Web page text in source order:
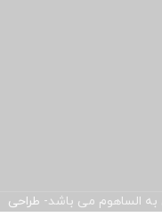
الساهوم می باشد- طراحی